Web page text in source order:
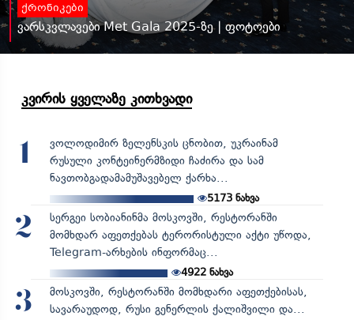
ქრონიკები
ვარსკვლავები Met Gala 2025-ზე | ფოტოები
კვირის ყველაზე კითხვადი
1
ვოლოდიმირ ზელენსკის ცნობით, უკრაინამ
რუსული კონტეინერმზიდი ჩაძირა და სამ
ნავთობგადამამუშავებელ ქარხა...
5173 ნახვა
2
სერგეი სობიანინმა მოსკოვში, რესტორანში
მომხდარ აფეთქებას ტერორისტული აქტი უწოდა,
Telegram-არხების ინფორმაც...
4922ნახვა
3
მოსკოვში, რესტორანში მომხდარი აფეთქებისას,
სავარაუდოდ, რუსი გენერლის ქალიშვილი და...